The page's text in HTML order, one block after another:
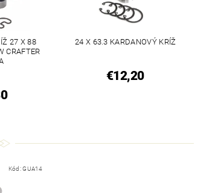
27 X 88
CRAFTER
24 X 63.3 KARDANOVÝ KRÍŽ
€12,20
Kód:GUA14